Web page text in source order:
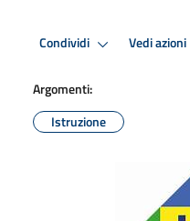
Condividi Vedi azioni
Argomenti:
Istruzione